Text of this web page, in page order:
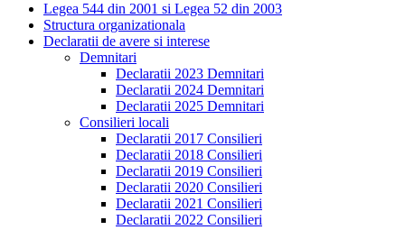
Legea 544 din 2001 si Legea 52 din 2003
Structura organizationala
Declaratii de avere si interese
Demnitari
Declaratii 2023 Demnitari
Declaratii 2024 Demnitari
Declaratii 2025 Demnitari
Consilieri locali
Declaratii 2017 Consilieri
Declaratii 2018 Consilieri
Declaratii 2019 Consilieri
Declaratii 2020 Consilieri
Declaratii 2021 Consilieri
Declaratii 2022 Consilieri